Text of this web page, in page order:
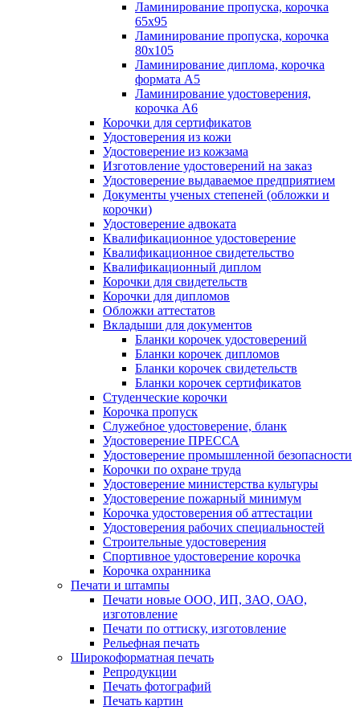
Ламинирование пропуска, корочка
65х95
Ламинирование пропуска, корочка
80х105
Ламинирование диплома, корочка
формата А5
Ламинирование удостоверения,
корочка А6
Корочки для сертификатов
Удостоверения из кожи
Удостоверение из кожзама
Изготовление удостоверений на заказ
Удостоверение выдаваемое предприятием
Документы ученых степеней (обложки и
корочки)
Удостоверение адвоката
Квалификационное удостоверение
Квалификационное свидетельство
Квалификационный диплом
Корочки для свидетельств
Корочки для дипломов
Обложки аттестатов
Вкладыши для документов
Бланки корочек удостоверений
Бланки корочек дипломов
Бланки корочек свидетельств
Бланки корочек сертификатов
Студенческие корочки
Корочка пропуск
Служебное удостоверение, бланк
Удостоверение ПРЕССА
Удостоверение промышленной безопасности
Корочки по охране труда
Удостоверение министерства культуры
Удостоверение пожарный минимум
Корочка удостоверения об аттестации
Удостоверения рабочих специальностей
Строительные удостоверения
Спортивное удостоверение корочка
Корочка охранника
Печати и штампы
Печати новые ООО, ИП, ЗАО, ОАО,
изготовление
Печати по оттиску, изготовление
Рельефная печать
Широкоформатная печать
Репродукции
Печать фотографий
Печать картин